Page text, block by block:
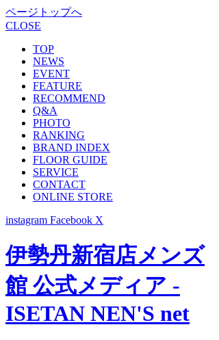
ページトップへ
CLOSE
TOP
NEWS
EVENT
FEATURE
RECOMMEND
Q&A
PHOTO
RANKING
BRAND INDEX
FLOOR GUIDE
SERVICE
CONTACT
ONLINE STORE
instagram Facebook X
伊勢丹新宿店メンズ
館 公式メディア -
ISETAN NEN'S net